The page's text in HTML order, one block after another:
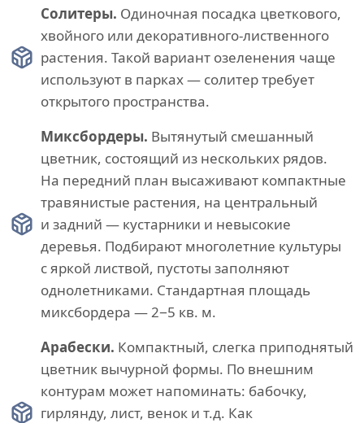
Солитеры. Одиночная посадка цветкового,
хвойного или декоративного-лиственного
растения. Такой вариант озеленения чаще
используют в парках — солитер требует
открытого пространства.
Миксбордеры. Вытянутый смешанный
цветник, состоящий из нескольких рядов.
На передний план высаживают компактные
травянистые растения, на центральный
и задний — кустарники и невысокие
деревья. Подбирают многолетние культуры
с яркой листвой, пустоты заполняют
однолетниками. Стандартная площадь
миксбордера — 2−5 кв. м.
Арабески. Компактный, слегка приподнятый
цветник вычурной формы. По внешним
контурам может напоминать: бабочку,
гирлянду, лист, венок и т.д. Как